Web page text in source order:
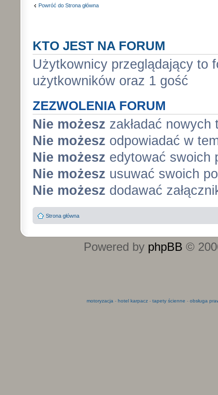
Powróć do Strona główna
KTO JEST NA FORUM
Użytkownicy przeglądający to
użytkowników oraz 1 gość
ZEZWOLENIA FORUM
Nie możesz zakładać
Nie możesz odpowiadać w
Nie możesz edytować swoich
Nie możesz usuwać swoich
Nie możesz dodawać
Strona główna
Powered by phpBB ©
motoryzacja - hotel karpacz- tapety ścienne - obsługa